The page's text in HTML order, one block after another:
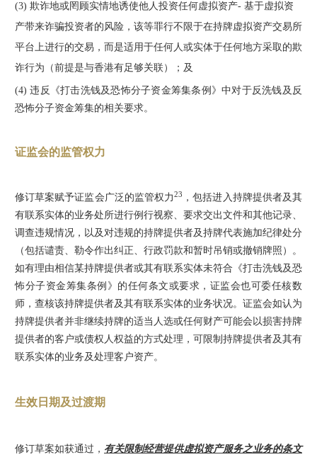
(3) 欺诈地或罔顾实情地诱使他人投资任何虚拟资产- 基于虚拟资
产带来诈骗投资者的风险，该等罪行不限于在持牌虚拟资产交易所
平台上进行的交易，而是适用于任何人或实体于任何地方采取的欺
诈行为（前提是与香港有足够关联）；及
(4) 违反《打击洗钱及恐怖分子资金筹集条例》中对于反洗钱及反
恐怖分子资金筹集的相关要求。
证监会的监管权力
修订草案赋予证监会广泛的监管权力23
，包括进入持牌提供者及其
有联系实体的业务处所进行例行视察、要求交出文件和其他记录、
调查违规情况，以及对违规的持牌提供者及持牌代表施加纪律处分
（包括谴责、勒令作出纠正、行政罚款和暂时吊销或撤销牌照）。
如有理由相信某持牌提供者或其有联系实体未符合《打击洗钱及恐
怖分子资金筹集条例》的任何条文或要求，证监会也可委任核数
师，查核该持牌提供者及其有联系实体的业务状况。证监会如认为
持牌提供者并非继续持牌的适当人选或任何财产可能会以损害持牌
提供者的客户或债权人权益的方式处理，可限制持牌提供者及其有
联系实体的业务及处理客户资产。
生效日期及过渡期
修订草案如获通过， 有关限制经营提供虚拟资产服务之业务的条文